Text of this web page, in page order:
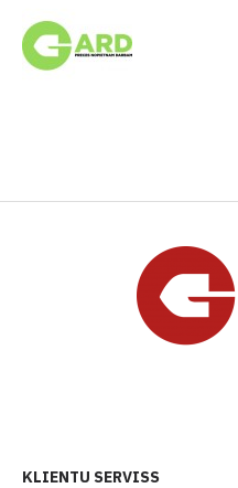
KLIENTU SERVISS